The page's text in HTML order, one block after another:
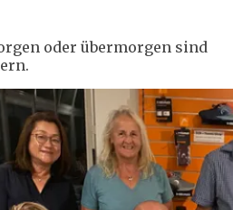
oder übermorgen sind